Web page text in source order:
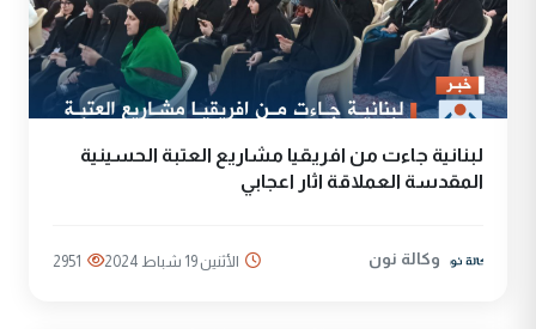
لبنانية جاءت من افريقيا مشاريع العتبة الحسينية
المقدسة العملاقة اثار اعجابي
وكالة نون الأثنين 19 شباط 2024 2951